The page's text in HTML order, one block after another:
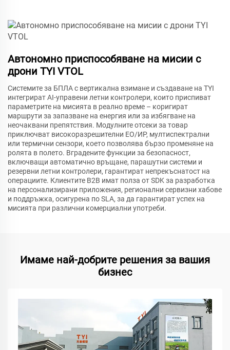
Автономно приспособяване на мисии с
дрони TYI VTOL
Системите за БПЛА с вертикална взимане и създаване на TYI
интегрират AI-управени летни контролери, които приспиват
параметрите на мисията в реално време – коригират
маршрути за запазване на енергия или за избягване на
неочаквани препятствия. Модулните отсеки за товар
приключват високоразрешителни ЕО/ИР, мултиспектрални
или термични сензори, което позволява бързо променяне на
ролята в полето. Вградените функции за безопасност,
включващи автоматично връщане, парашутни системи и
резервни летни контролери, гарантират непрекъснатост на
операциите. Клиентите B2B имат полза от SDK за разработка
на персонализирани приложения, регионални сервизни хабове
и поддръжка, осигурена по SLA, за да гарантират успех на
мисията при различни комерциални употреби.
Имаме най-добрите решения за вашия
бизнес